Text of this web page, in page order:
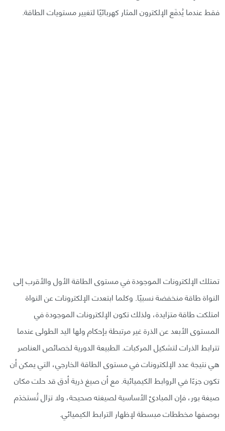
فقط عندما يُدفَع الإلكترون المثار كهربائيًا لتغيير مستويات الطاقة.
تمتلك الإلكترونات الموجودة في مستوى الطاقة الأول والأقرب إلى
النواة طاقة منخفضة نسبيًا. وكلما ابتعدت الإلكترونات عن النواة
امتلكت طاقة متزايدة، ولذلك تكون الإلكترونات الموجودة في
المستوى الأبعد عن الذرة غير مرتبطة بإحكام ولها اليد الطولى عندما
تترابط الذرات لتشكيل المركبات. الطبيعة الدورية لخصائص العناصر
هي نتيجة عدد الإلكترونات في مستوى الطاقة الخارجي، التي يمكن أن
تكون جزءًا في الروابط الكيميائية. مع أن صيغ ذرية أدق قد حلت مكان
صيغة بور، فإن المبادئ الأساسية لصيغته صحيحة، ولا تزال تُستخدَم
بوصفها مخططات مبسطة لإظهار الترابط الكيميائي.